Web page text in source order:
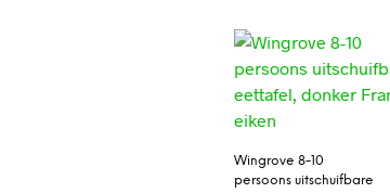
Wingrove 8-10
persoons uitschuifbare